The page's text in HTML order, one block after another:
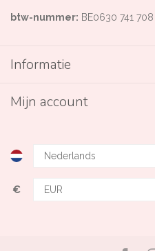
btw-nummer: BE0630 741 708
Informatie
Mijn account
€